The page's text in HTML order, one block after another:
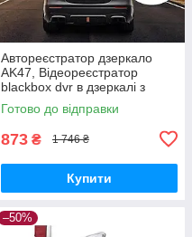
Автореєстратор дзеркало
AK47, Відеореєстратор
blackbox dvr в дзеркалі з
камерою заднього виду для
паркування, Дзеркало
Готово до відправки
873 ₴ 1 746 ₴
Купити
–50%